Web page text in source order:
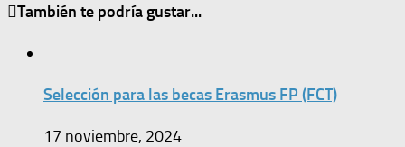
También te podría gustar...
Selección para las becas Erasmus FP (FCT)
17 noviembre, 2024